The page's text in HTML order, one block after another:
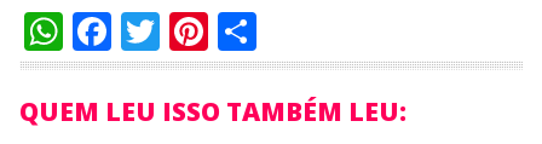
WhatsApp
Facebook
Twitter
Pinterest
Compartilhar
QUEM LEU ISSO TAMBÉM LEU: